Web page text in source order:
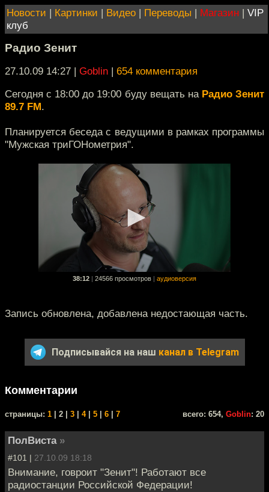
Новости | Картинки | Видео | Переводы | Магазин | VIP
клуб
Радио Зенит
27.10.09 14:27 | Goblin | 654 комментария
Сегодня с 18:00 до 19:00 буду вещать на Радио Зенит
89.7 FM.
Планируется беседа с ведущими в рамках программы
"Мужская триГОНометрия".
38:12 24566 просмотров аудиоверсия
Запись обновлена, добавлена недостающая часть.
Подписывайся на наш канал в Telegram
Комментарии
cтраницы: 1 | 2 | 3 4| 5 6 7 всего: 654, Goblin: 20
ПолВиста »
#101 | 27.10.09 18:18
Внимание, говроит "Зенит"! Работают все
радиостанции Российской Федерации!